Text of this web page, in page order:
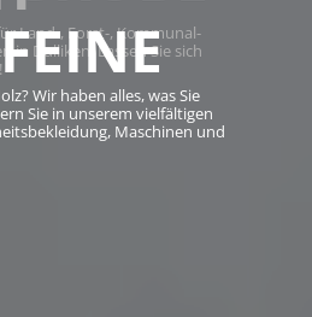
Land-, Forst-, Kommunal-
in Dulliken. Lassen Sie sich
Wir haben alles, was Sie
Sie in unserem vielfältigen
Maschinen und